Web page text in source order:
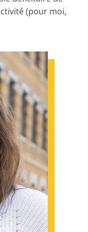
(pour moi,